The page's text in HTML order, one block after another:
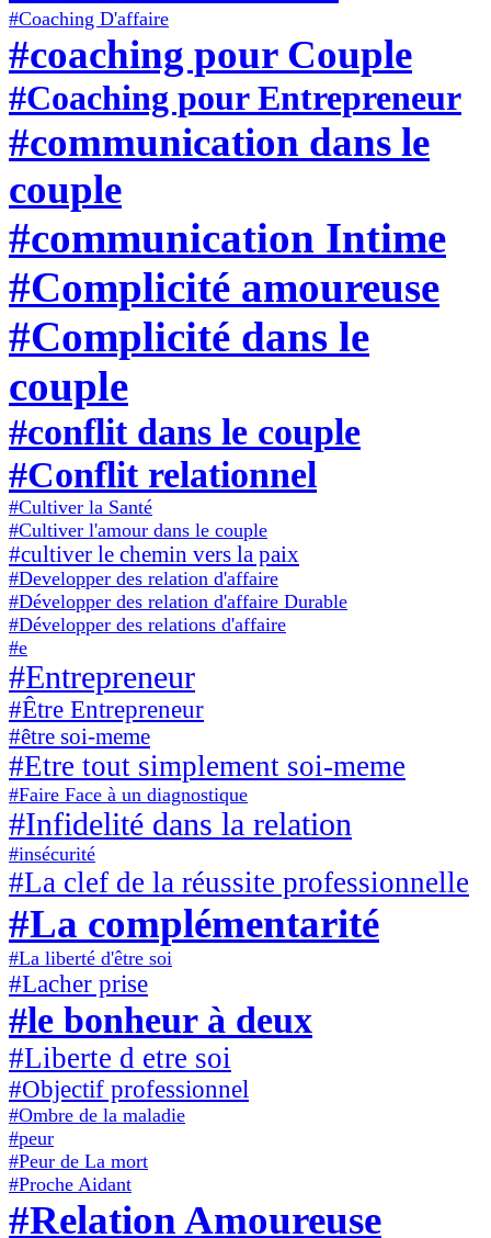
#Coaching D'affaire
#coaching pour Couple
#Coaching pour Entrepreneur
#communication dans le
couple
#communication Intime
#Complicité amoureuse
#Complicité dans le
couple
#conflit dans le couple
#Conflit relationnel
#Cultiver la Santé
#Cultiver l'amour dans le couple
#cultiver le chemin vers la paix
#Developper des relation d'affaire
#Développer des relation d'affaire Durable
#Développer des relations d'affaire
#e
#Entrepreneur
#Être Entrepreneur
#être soi-meme
#Etre tout simplement soi-meme
#Faire Face à un diagnostique
#Infidelité dans la relation
#insécurité
#La clef de la réussite professionnelle
#La complémentarité
#La liberté d'être soi
#Lacher prise
#le bonheur à deux
#Liberte d etre soi
#Objectif professionnel
#Ombre de la maladie
#peur
#Peur de La mort
#Proche Aidant
#Relation Amoureuse